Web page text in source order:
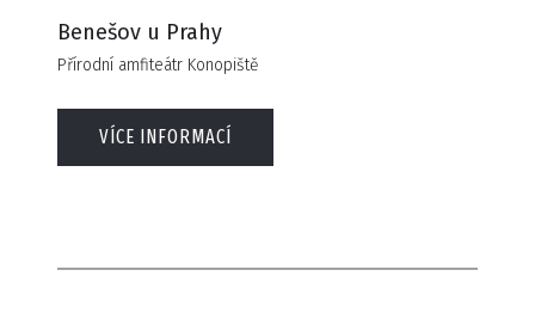
Benešov u Prahy
Přírodní amfiteátr Konopiště
VÍCE INFORMACÍ